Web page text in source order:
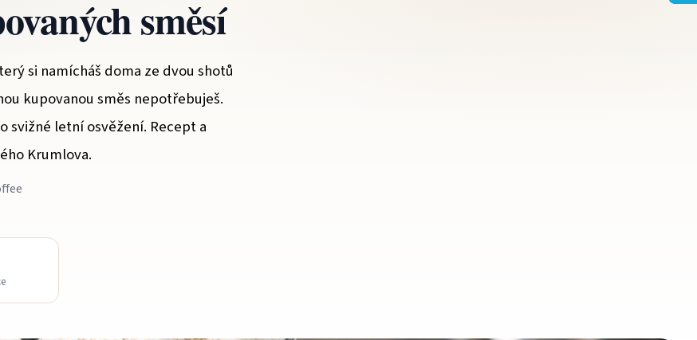
směsí
si namícháš doma ze dvou shotů
kupovanou směs nepotřebuješ.
letní osvěžení. Recept a
Krumlova.